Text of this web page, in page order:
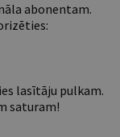
abonentam.
lasītāju pulkam.
saturam!